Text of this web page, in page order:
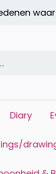
waarom
Diary